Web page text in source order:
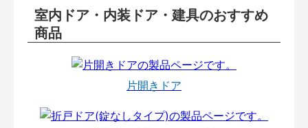
室内ドア・内装ドア・建具のおすすめ
商品
片開きドア